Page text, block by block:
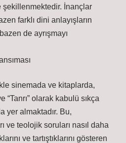
şekillenmektedir. İnançlar
farklı dini anlayışların
de ayrışmayı
sinemada ve kitaplarda,
“Tanrı” olarak kabulü sıkça
yer almaktadır. Bu,
ve teolojik soruları nasıl daha
ve tartıştıklarını gösteren